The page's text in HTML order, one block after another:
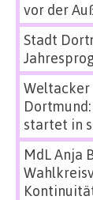
vor der
Stadt
Weltacker
startet in
MdL Anja